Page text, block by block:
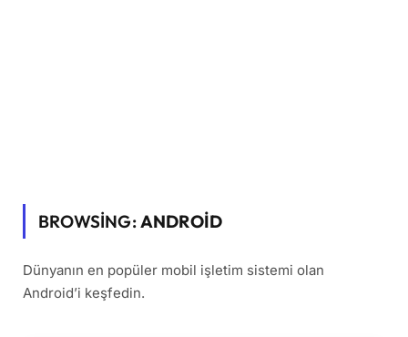
BROWSING:ANDROID
Dünyanın en popüler mobil işletim sistemi olan
Android’i keşfedin.